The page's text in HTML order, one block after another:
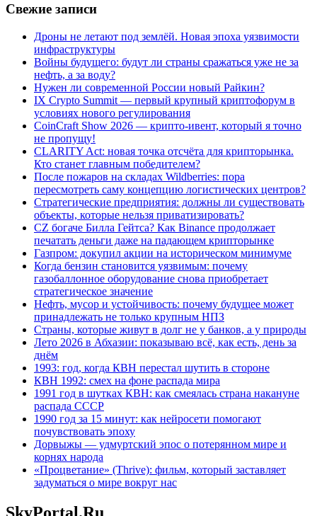
Свежие записи
Дроны не летают под землёй. Новая эпоха уязвимости
инфраструктуры
Войны будущего: будут ли страны сражаться уже не за
нефть, а за воду?
Нужен ли современной России новый Райкин?
IX Crypto Summit — первый крупный криптофорум в
условиях нового регулирования
CoinCraft Show 2026 — крипто-ивент, который я точно
не пропущу!
CLARITY Act: новая точка отсчёта для крипторынка.
Кто станет главным победителем?
После пожаров на складах Wildberries: пора
пересмотреть саму концепцию логистических центров?
Стратегические предприятия: должны ли существовать
объекты, которые нельзя приватизировать?
CZ богаче Билла Гейтса? Как Binance продолжает
печатать деньги даже на падающем крипторынке
Газпром: докупил акции на историческом минимуме
Когда бензин становится уязвимым: почему
газобаллонное оборудование снова приобретает
стратегическое значение
Нефть, мусор и устойчивость: почему будущее может
принадлежать не только крупным НПЗ
Страны, которые живут в долг не у банков, а у природы
Лето 2026 в Абхазии: показываю всё, как есть, день за
днём
1993: год, когда КВН перестал шутить в стороне
КВН 1992: смех на фоне распада мира
1991 год в шутках КВН: как смеялась страна накануне
распада СССР
1990 год за 15 минут: как нейросети помогают
почувствовать эпоху
Дорвыжы — удмуртский эпос о потерянном мире и
корнях народа
«Процветание» (Thrive): фильм, который заставляет
задуматься о мире вокруг нас
SkyPortal.Ru